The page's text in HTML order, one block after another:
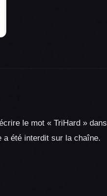
le mot « TriHard » dans
a été interdit sur la chaîne.